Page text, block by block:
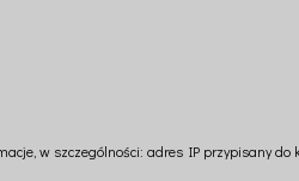
w szczególności: adres IP przypisany